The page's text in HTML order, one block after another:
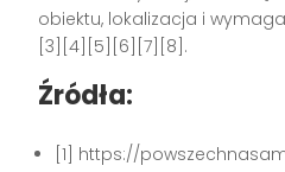
obiektu, lokalizacja i
[3][4][5][6][7][8].
Źródła:
[1] https://